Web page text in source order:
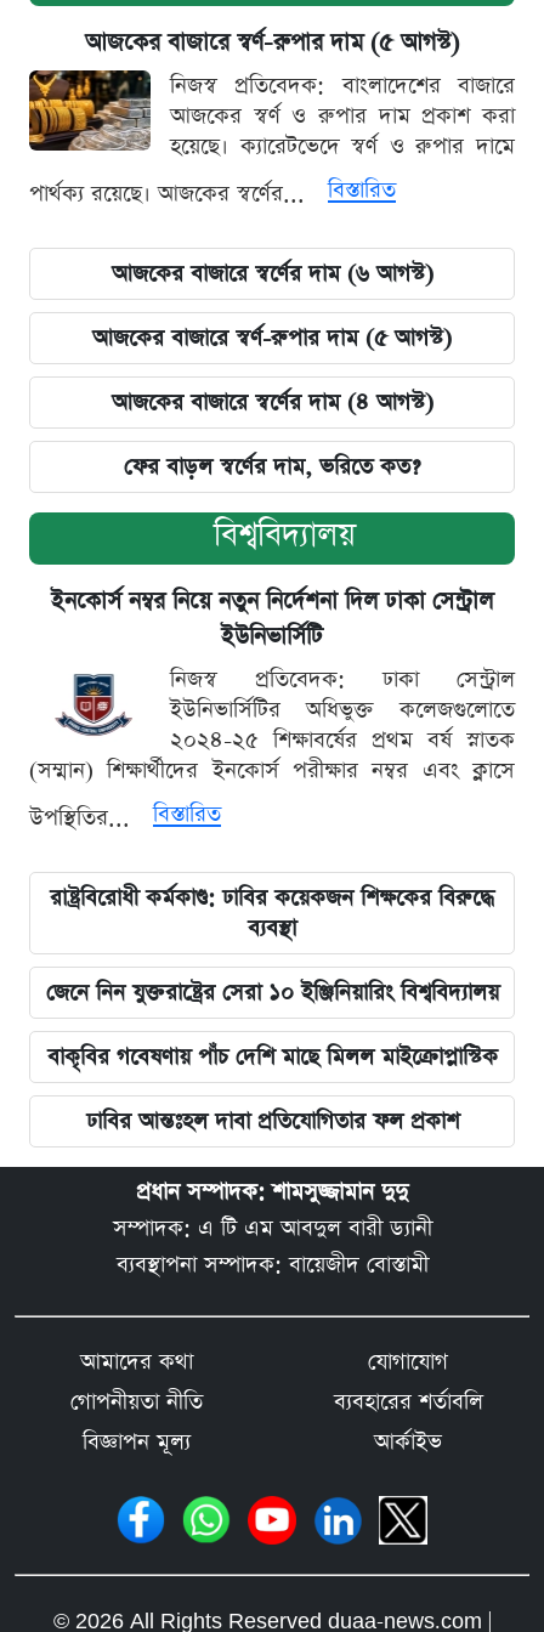
আজকের বাজারে স্বর্ণ-রুপার দাম (৫ আগস্ট)
নিজস্ব প্রতিবেদক: বাংলাদেশের বাজারে
আজকের স্বর্ণ ও রুপার দাম প্রকাশ করা
হয়েছে। ক্যারেটভেদে স্বর্ণ ও রুপার দামে
পার্থক্য রয়েছে। আজকের স্বর্ণের...
বিস্তারিত
আজকের বাজারে স্বর্ণের দাম (৬ আগস্ট)
আজকের বাজারে স্বর্ণ-রুপার দাম (৫ আগস্ট)
আজকের বাজারে স্বর্ণের দাম (৪ আগস্ট)
ফের বাড়ল স্বর্ণের দাম, ভরিতে কত?
বিশ্ববিদ্যালয়
ইনকোর্স নম্বর নিয়ে নতুন নির্দেশনা দিল ঢাকা সেন্ট্রাল
ইউনিভার্সিটি
নিজস্ব প্রতিবেদক: ঢাকা সেন্ট্রাল
ইউনিভার্সিটির অধিভুক্ত কলেজগুলোতে
২০২৪-২৫ শিক্ষাবর্ষের প্রথম বর্ষ স্নাতক
(সম্মান) শিক্ষার্থীদের ইনকোর্স পরীক্ষার নম্বর এবং ক্লাসে
উপস্থিতির...
বিস্তারিত
রাষ্ট্রবিরোধী কর্মকাণ্ড: ঢাবির কয়েকজন শিক্ষকের বিরুদ্ধে
ব্যবস্থা
জেনে নিন যুক্তরাষ্ট্রের সেরা ১০ ইঞ্জিনিয়ারিং বিশ্ববিদ্যালয়
বাকৃবির গবেষণায় পাঁচ দেশি মাছে মিলল মাইক্রোপ্লাস্টিক
ঢাবির আন্তঃহল দাবা প্রতিযোগিতার ফল প্রকাশ
প্রধান সম্পাদক: শামসুজ্জামান দুদু
সম্পাদক: এ টি এম আবদুল বারী ড্যানী
ব্যবস্থাপনা সম্পাদক: বায়েজীদ বোস্তামী
আমাদের কথা
যোগাযোগ
গোপনীয়তা নীতি
ব্যবহারের শর্তাবলি
বিজ্ঞাপন মূল্য
আর্কাইভ
© 2026 All Rights Reserved duaa-news.com |